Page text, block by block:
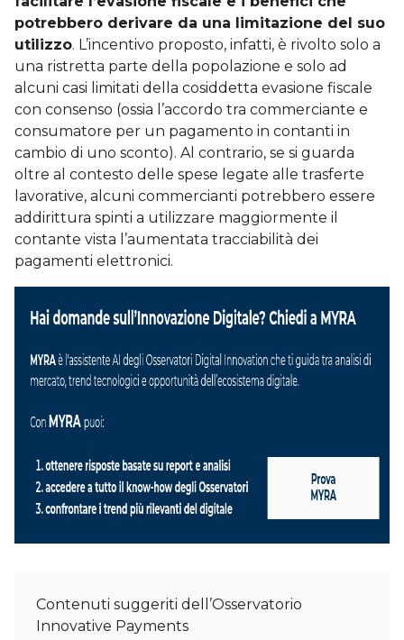
potrebbero derivare da una limitazione del suo
utilizzo. L’incentivo proposto, infatti, è rivolto solo a
una ristretta parte della popolazione e solo ad
alcuni casi limitati della cosiddetta evasione fiscale
con consenso (ossia l’accordo tra commerciante e
consumatore per un pagamento in contanti in
cambio di uno sconto). Al contrario, se si guarda
oltre al contesto delle spese legate alle trasferte
lavorative, alcuni commercianti potrebbero essere
addirittura spinti a utilizzare maggiormente il
contante vista l’aumentata tracciabilità dei
pagamenti elettronici.
Contenuti suggeriti dell’Osservatorio
Innovative Payments